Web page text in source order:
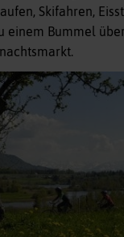
Skifahren,
einem Bummel